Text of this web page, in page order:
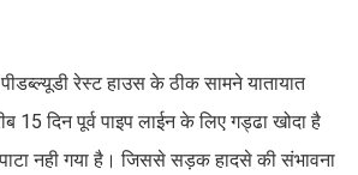
रेस्ट हाउस के ठीक सामने यातायात
15 दिन पूर्व पाइप लाईन के लिए गड्ढा खोदा है
नही गया है। जिससे सड़क हादसे की संभावना